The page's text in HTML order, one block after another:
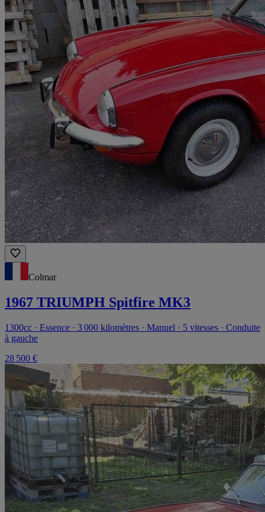
Colmar
1967 TRIUMPH Spitfire MK3
1300cc · Essence · 3 000 kilomètres · Manuel · 5 vitesses · Conduite
à gauche
28 500 €